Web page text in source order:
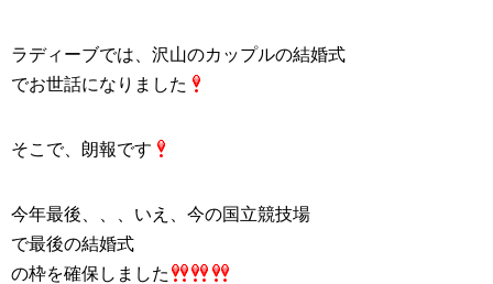
ラディーブでは、沢山のカップルの結婚式
でお世話になりました
そこで、朗報です
今年最後、、、いえ、今の国立競技場
で最後の結婚式
の枠を確保しました